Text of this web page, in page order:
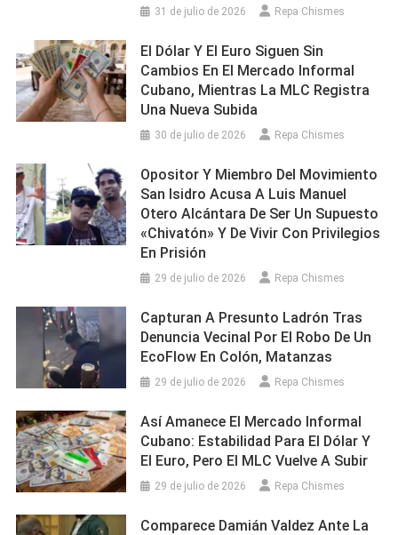
31 de julio de 2026 Repa Chismes
El Dólar Y El Euro Siguen Sin
Cambios En El Mercado Informal
Cubano, Mientras La MLC Registra
Una Nueva Subida
30 de julio de 2026 Repa Chismes
Opositor Y Miembro Del Movimiento
San Isidro Acusa A Luis Manuel
Otero Alcántara De Ser Un Supuesto
«chivatón» Y De Vivir Con Privilegios
En Prisión
29 de julio de 2026 Repa Chismes
Capturan A Presunto Ladrón Tras
Denuncia Vecinal Por El Robo De Un
EcoFlow En Colón, Matanzas
29 de julio de 2026 Repa Chismes
Así Amanece El Mercado Informal
Cubano: Estabilidad Para El Dólar Y
El Euro, Pero El MLC Vuelve A Subir
29 de julio de 2026 Repa Chismes
Comparece Damián Valdez Ante La